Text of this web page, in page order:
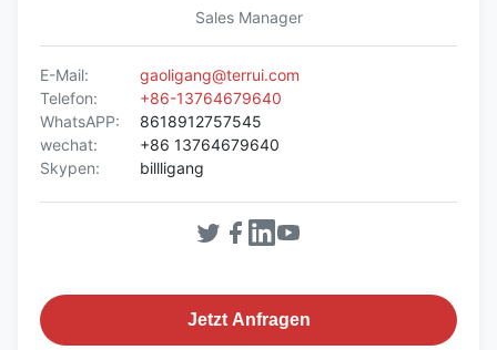
Sales Manager
E-Mail:
gaoligang@terrui.com
Telefon:
+86-13764679640
WhatsAPP:
8618912757545
wechat:
+86 13764679640
Skypen:
billligang
Jetzt Anfragen